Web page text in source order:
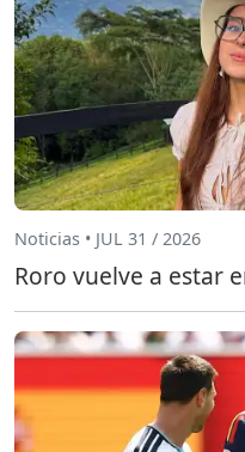
Noticias • JUL 31 / 2026
Roro vuelve a estar